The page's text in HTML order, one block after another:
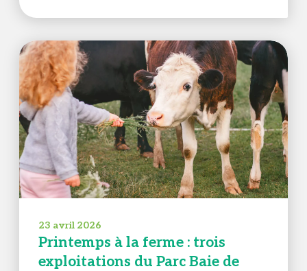
23 avril 2026
Printemps à la ferme : trois
exploitations du Parc Baie de